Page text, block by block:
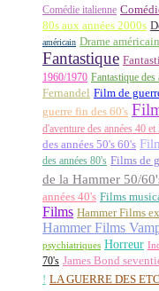
Comédie italienne
80s aux années 2000s
américain Drame
Fantastique
1960/1970 Fantastique
Fernandel Film de
guerre fin des 60's
d'aventure des années 40 et
des années 50's 60's
des années 80's Films de
de la Hammer 50/
années 40's Films
Films Hammer Films
Hammer Films
psychiatriques Horreur
70's James Bond
! LA GUERRE DES